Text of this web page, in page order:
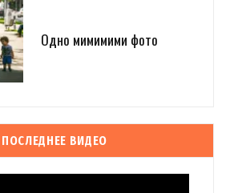
Одно мимимими фото
ПОСЛЕДНЕЕ ВИДЕО